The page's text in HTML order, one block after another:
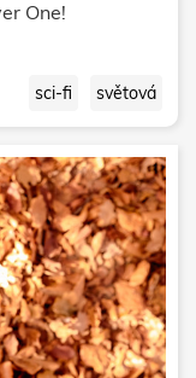
One!
sci-fi světová